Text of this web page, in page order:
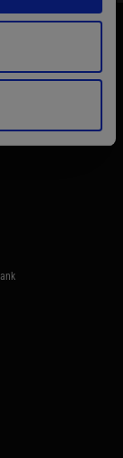
varuje: Účastí
se nemohou